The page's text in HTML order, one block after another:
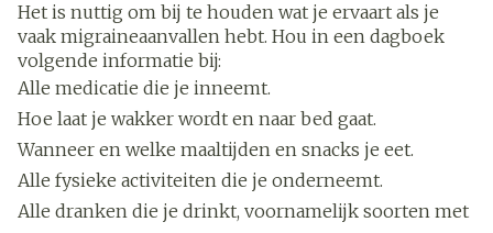
Het is nuttig om bij te houden wat je ervaart als je
vaak migraineaanvallen hebt. Hou in een dagboek
volgende informatie bij:
Alle medicatie die je inneemt.
Hoe laat je wakker wordt en naar bed gaat.
Wanneer en welke maaltijden en snacks je eet.
Alle fysieke activiteiten die je onderneemt.
Alle dranken die je drinkt, voornamelijk soorten met